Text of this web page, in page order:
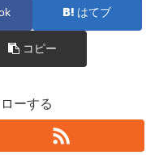
はてブ
コピー
ーする